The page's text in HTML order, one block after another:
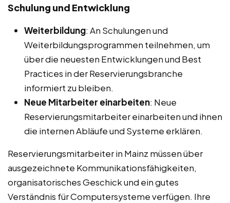
Schulung und Entwicklung
Weiterbildung: An Schulungen und
Weiterbildungsprogrammen teilnehmen, um
über die neuesten Entwicklungen und Best
Practices in der Reservierungsbranche
informiert zu bleiben.
Neue Mitarbeiter einarbeiten: Neue
Reservierungsmitarbeiter einarbeiten und ihnen
die internen Abläufe und Systeme erklären.
Reservierungsmitarbeiter in Mainz müssen über
ausgezeichnete Kommunikationsfähigkeiten,
organisatorisches Geschick und ein gutes
Verständnis für Computersysteme verfügen. Ihre